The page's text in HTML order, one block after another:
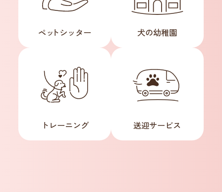
ペットシッター 犬の幼稚園
トレーニング 送迎サービス